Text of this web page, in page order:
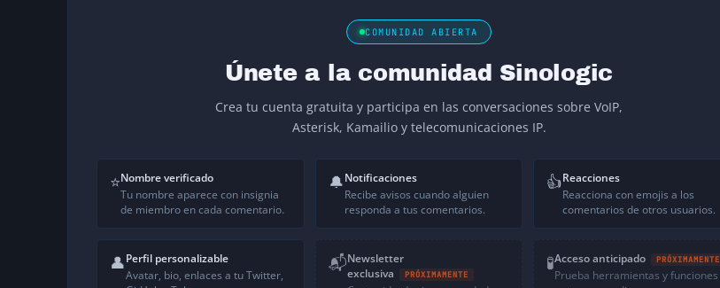
COMUNIDAD ABIERTA
Únete a la comunidad Sinologic
Crea tu cuenta gratuita y participa en las conversaciones sobre VoIP,
Asterisk, Kamailio y telecomunicaciones IP.
⭐Nombre verificado
Tu nombre aparece con insignia
de miembro en cada comentario.
🔔Notificaciones
Recibe avisos cuando alguien
responda a tus comentarios.
👍Reacciones
Reacciona con emojis a los
comentarios de otros usuarios.
👤Perfil personalizable
Avatar, bio, enlaces a tu Twitter,
📬Newsletter
exclusiva
PRÓXIMAMENTE
🧪Acceso anticipado PRÓXIMAMENTE
Prueba herramientas y funciones